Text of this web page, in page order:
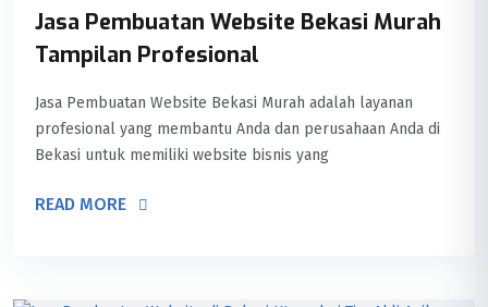
Jasa Pembuatan Website Bekasi Murah
Tampilan Profesional
Jasa Pembuatan Website Bekasi Murah adalah layanan
profesional yang membantu Anda dan perusahaan Anda di
Bekasi untuk memiliki website bisnis yang
READ MORE